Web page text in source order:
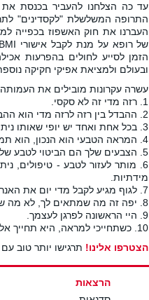
עד כה הצלחנו להעביר בכנסת
התרופה המשלשלת "לקסדינים"
העברנו את חוק האשפוז בכפייה
הזמן לסייע לחולים בהפרעות
ובעולם ולמציאת אפיקי חקיקה
עשרה עקרונות מובילים את
1. רזה מדי זה לא סקסי.
2. ההבדל בין רזה לרזה מדי הוא ההבדל בין חיים למוות.
3. בכל אחת ואחד יש יופי שאותו ניתן לטפח ולגלות.
4. המראה הטבעי הוא הנכון, הוא תמיד הכי יפה לך.
5. הצבעים שלך הם הביטוי לטבע שלך.
6. מותר לעזור לטבע - טיפולים,
מידתיות.
7. לגוף מגיע לקבל מדי יום את האנרגיה והמזון שהוא צרך.
8. יפה זה מה שמתאים לך, לא מה שמנסים למכור לך.
9. היי הראשונה לפרגן לעצמך.
10. כשתחייכי למראה, היא תחייך אלייך בחזרה.
הצטרפו אלינו! תרגישו יותר טוב
הרצאות